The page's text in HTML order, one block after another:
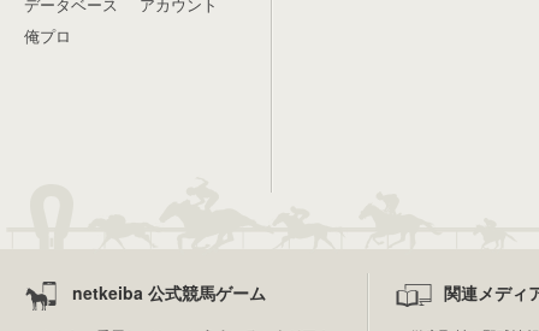
俺プロ
netkeiba 公式競馬ゲーム 関連メディ